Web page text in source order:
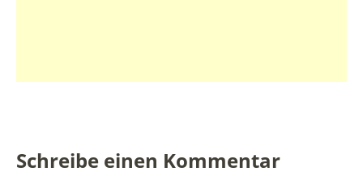
Schreibe einen Kommentar